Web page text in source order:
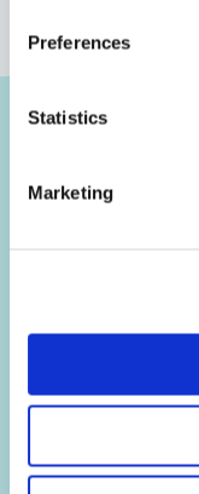
Preferences
Statistics
Marketing
열 사이클링
인장/전단 시험
파단신장 시험